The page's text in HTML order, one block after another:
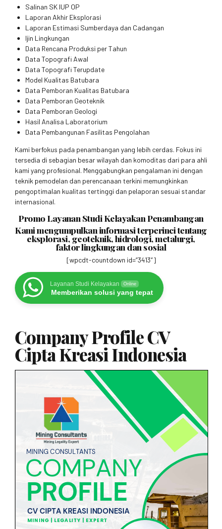
Salinan SK IUP OP
Laporan Akhir Eksplorasi
Laporan Estimasi Sumberdaya dan Cadangan
Ijin Lingkungan
Data Rencana Produksi per Tahun
Data Topografi Awal
Data Topografi Terupdate
Model Kualitas Batubara
Data Pemboran Kualitas Batubara
Data Pemboran Geoteknik
Data Pemboran Geologi
Hasil Analisa Laboratorium
Data Pembangunan Fasilitas Pengolahan
Kami berfokus pada penambangan yang lebih cerdas. Fokus ini
tersedia di sebagian besar wilayah dan komoditas dari para ahli
kami yang profesional. Menggabungkan pengalaman ini dengan
teknik pemodelan dan perencanaan terkini memungkinkan
pengoptimalan kualitas tertinggi dan pelaporan sesuai standar
internasional.
Promo Layanan Studi Kelayakan Penambangan
Kami mengumpulkan informasi terperinci tentang
eksplorasi, geoteknik, hidrologi, metalurgi,
faktor lingkungan dan sosial
[wpcdt-countdown id=”3413″]
Layanan Studi Kelayakan Online
Memberikan solusi yang tepat
Company Profile CV
Cipta Kreasi Indonesia